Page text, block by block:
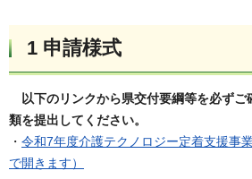
1 申請様式
以下のリンクから県交付要綱等を必ず
類を提出してください。
・ 令和7年度介護テクノロジー定着支援事
で開きます）